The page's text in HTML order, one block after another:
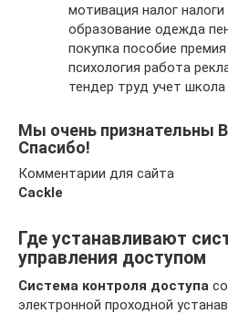
мотивация налог
образование одежда
покупка пособие
психология работа
тендер труд учет школа
Мы очень признательны
Спасибо!
Комментарии для сайта
Cackle
Где устанавливают
управления доступом
Система контроля доступа
электронной проходной